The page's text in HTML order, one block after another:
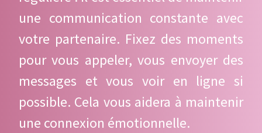
une communication constante avec
votre partenaire. Fixez des moments
pour vous appeler, vous envoyer des
messages et vous voir en ligne si
possible. Cela vous aidera à maintenir
une connexion émotionnelle.